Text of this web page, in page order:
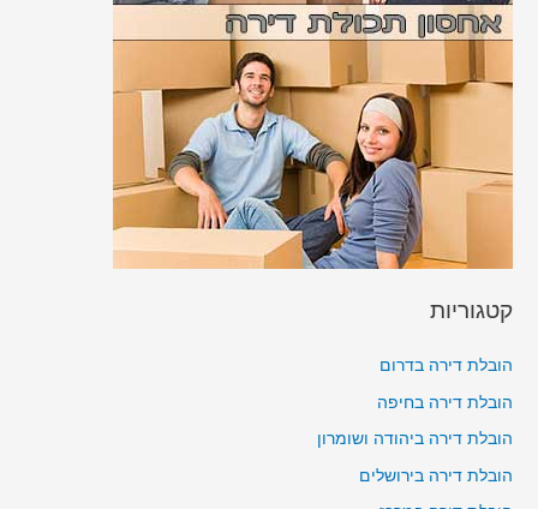
קטגוריות
הובלת דירה בדרום
הובלת דירה בחיפה
הובלת דירה ביהודה ושומרון
הובלת דירה בירושלים